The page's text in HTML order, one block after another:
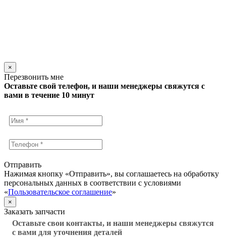
×
Перезвонить мне
Оставьте свой телефон, и наши менеджеры свяжутся с
вами в течение 10 минут
Отправить
Нажимая кнопку «Отправить», вы соглашаетесь на обработку
персональных данных в соответствии с условиями
«Пользовательское соглашение»
×
Заказать запчасти
Оставьте свои контакты, и наши менеджеры свяжутся
с вами для уточнения деталей